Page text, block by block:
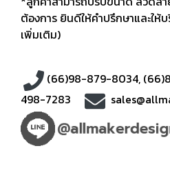
ต้องการ ยินดีให้คำปรึกษาและให้
เพิ่มเติม)
(66)98-879-8034,
498-7283